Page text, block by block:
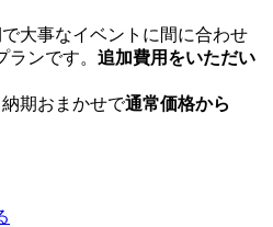
大事なイベントに間に合わせ
ンです。 追加費用をいただい
納期おまかせで通常価格から